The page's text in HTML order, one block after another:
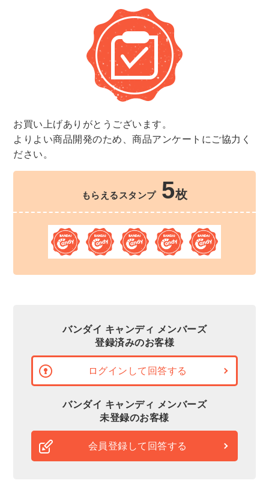
お買い上げありがとうございます。
よりよい商品開発のため、商品アンケートにご協力く
ださい。
もらえるスタンプ 5枚
バンダイ キャンディ メンバーズ
登録済みのお客様
ログインして回答する
バンダイ キャンディ メンバーズ
未登録のお客様
会員登録して回答する